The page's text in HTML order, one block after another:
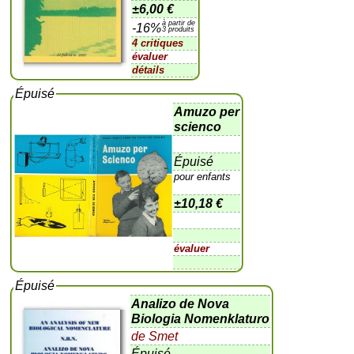
±6,00 €
-16%à partir de
3 produits
4 critiques
évaluer
détails
Épuisé
Amuzo per
scienco
Épuisé
pour enfants
±10,18 €
évaluer
Épuisé
Analizo de Nova
Biologia Nomenklaturo
de Smet